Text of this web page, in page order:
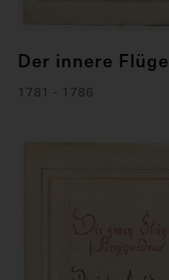
Der innere
1781 - 1786